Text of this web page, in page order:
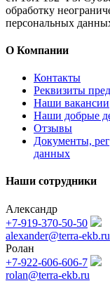
обработку
персональных
О Компании
Контакты
Реквизиты
Наши вакансии
Наши добрые
Отзывы
Документы,
данных
Наши сотрудники
Александр
+7-919-370-50-50
alexander@terra-ekb.ru
Ролан
+7-922-606-606-7
rolan@terra-ekb.ru